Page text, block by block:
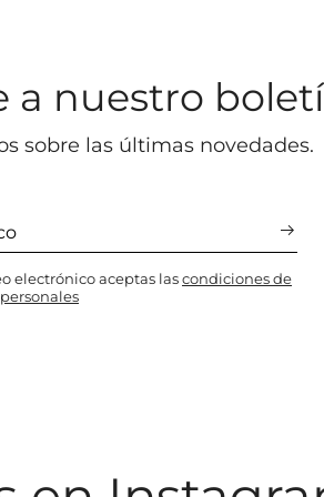
a nuestro
sobre las últimas novedades.
electrónico aceptas lascondiciones de